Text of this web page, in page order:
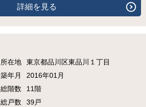
詳細を見る
所在地
東京都品川区東品川１丁目
築年月
2016年01月
総階数
11階
総戸数
39戸